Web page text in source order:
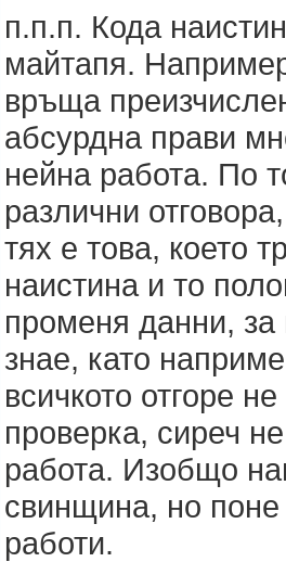
п.п.п. Кода
майтапя.
връща
абсурдна прави
нейна работа. По
различни
тях е това, което
наистина и то
променя данни, за
знае, като
всичкото отгоре
проверка, сиреч
работа. Изобщо
свинщина, но поне
работи.